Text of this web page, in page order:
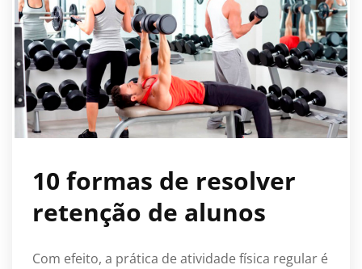
10 formas de resolver
retenção de alunos
Com efeito, a prática de atividade física regular é